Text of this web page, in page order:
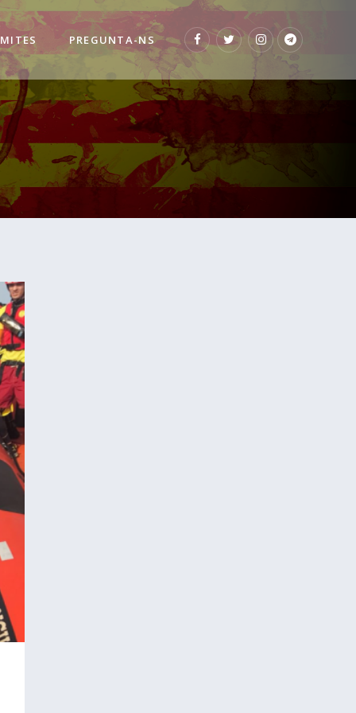
PREGUNTA-NS